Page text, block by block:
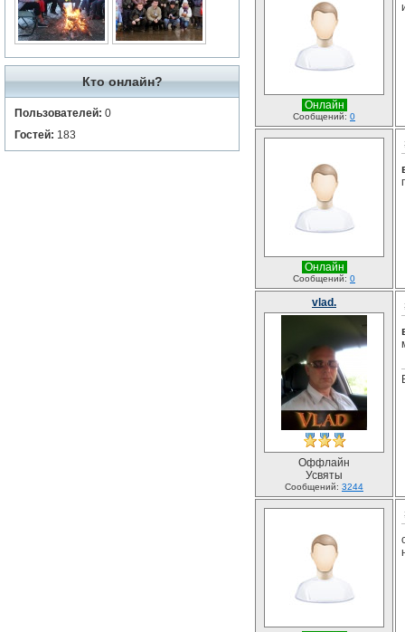
Кто онлайн?
Пользователей: 0
Гостей: 183
Онлайн
Сообщений: 0
Онлайн
Сообщений: 0
vlad.
Оффлайн
Усвяты
Сообщений: 3244